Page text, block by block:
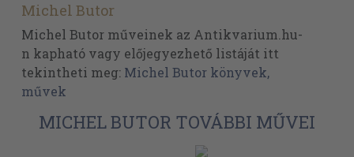
Michel Butor
Michel Butor műveinek az Antikvarium.hu-
n kapható vagy előjegyezhető listáját itt
tekintheti meg: Michel Butor könyvek,
művek
MICHEL BUTOR TOVÁBBI MŰVEI